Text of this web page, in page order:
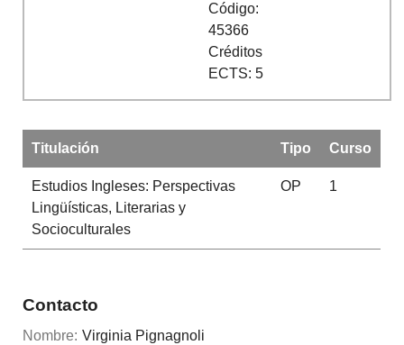
Código:
45366
Créditos
ECTS: 5
Titulación Tipo Curso
Estudios Ingleses: Perspectivas
Lingüísticas, Literarias y
Socioculturales
OP 1
Contacto
Nombre: Virginia Pignagnoli